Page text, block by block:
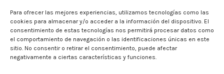
Para ofrecer las mejores experiencias, utilizamos tecnologías como las
cookies para almacenar y/o acceder a la información del dispositivo. El
consentimiento de estas tecnologías nos permitirá procesar datos como
el comportamiento de navegación o las identificaciones únicas en este
sitio. No consentir o retirar el consentimiento, puede afectar
negativamente a ciertas características y funciones.
no lo estás? No es culpa tuya, es el «vacío»
del sistema.
Cómo
Leer entrada »